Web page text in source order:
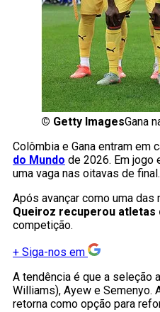
© Getty ImagesGana
Colômbia e Gana entram em
do Mundo de 2026. Em jogo
uma vaga nas oitavas de final.
Após avançar como uma
Queiroz recuperou atletas
competição.
+ Siga-nos em
A tendência é que a seleção
Williams), Ayew e Semenyo.
retorna como opção para